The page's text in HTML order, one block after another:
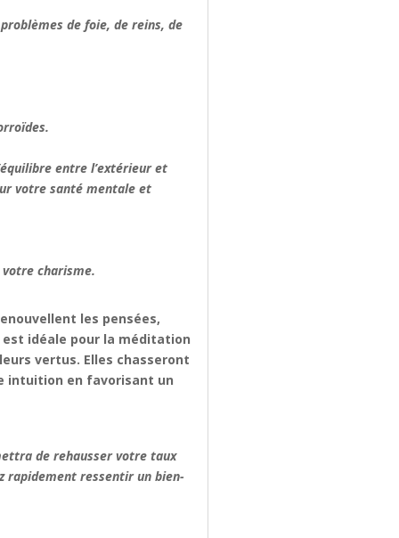
de foie, de reins, de
entre l’extérieur et
votre santé mentale et
charisme.
les pensées,
idéale pour la méditation
vertus. Elles chasseront
intuition en favorisant un
de rehausser votre taux
rapidement ressentir un bien-